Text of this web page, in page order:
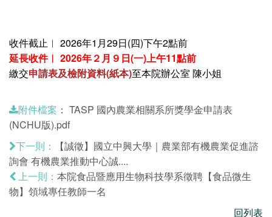
收件截止︱ 2026年1月29日(四)下午2點前
延長收件︱ 2026年２月９日(一)上午11點前
繳交申請表及檢附資料(紙本)至本院辦公室 陳小姐
附件檔案 ： TASP 國內農業相關系所獎學金申請表
(NCHU版).pdf
下一則：
【誠徵】國立中興大學｜農業部有機農業促進諮
詢會 有機農業推動中心誠....
上一則： 本院食品暨應用生物科技學系徵聘【食品微生
物】領域專任教師一名
回列表